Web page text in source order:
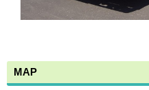
MAP